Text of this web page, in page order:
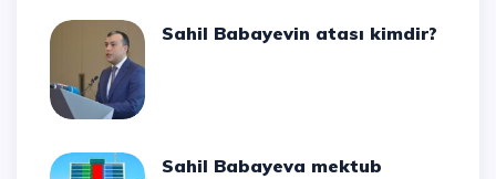
Sahil Babayevin atası kimdir?
Sahil Babayeva mektub